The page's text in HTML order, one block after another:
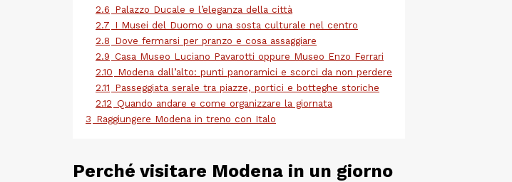
2.6 Palazzo Ducale e l’eleganza della città
2.7 I Musei del Duomo o una sosta culturale nel centro
2.8 Dove fermarsi per pranzo e cosa assaggiare
2.9 Casa Museo Luciano Pavarotti oppure Museo Enzo Ferrari
2.10 Modena dall’alto: punti panoramici e scorci da non perdere
2.11 Passeggiata serale tra piazze, portici e botteghe storiche
2.12 Quando andare e come organizzare la giornata
3 Raggiungere Modena in treno con Italo
Perché visitare Modena in un giorno